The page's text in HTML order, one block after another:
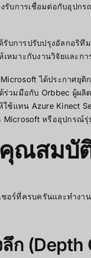
รับการเชื่อมต่อกับอุปก
บการปรับปรุงอัลกอริ
หมาะกับงานวิจัยและ
ได้ประกาศยุติ
ร่วมมือกับ Orbbec ผู้ผ
ช้แทน Azure Kinect
หรืออุปกรณ์รุ่
ณสมบั
อร์ที่ครบครันและทำงา
ลึก